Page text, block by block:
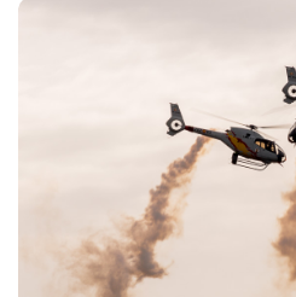
Carniceria y granja
Casa Berta
Clima Castelar